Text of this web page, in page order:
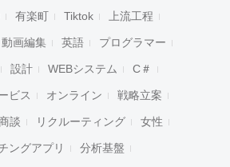
有楽町 Tiktok 上流工程
動画編集 英語 プログラマー
設計 WEBシステム C＃
ビス オンライン 戦略立案
談 リクルーティング 女性
ングアプリ 分析基盤